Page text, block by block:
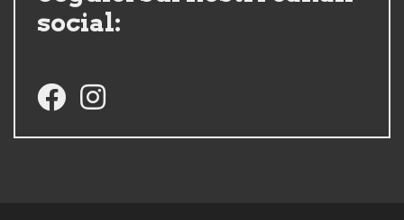
social:
Follow us on Facebook
Follow us on Instagram